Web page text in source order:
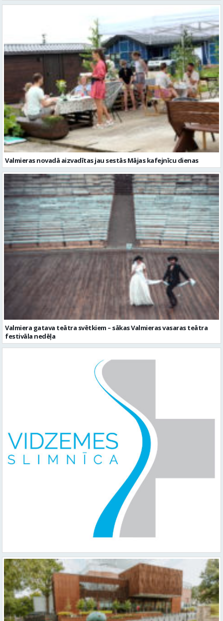
Valmieras novadā aizvadītas jau sestās Mājas kafejnīcu dienas
Valmiera gatava teātra svētkiem – sākas Valmieras vasaras teātra
festivāla nedēļa